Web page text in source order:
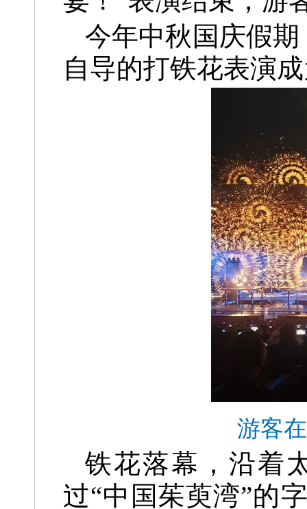
今年中秋国庆假
自导的打铁花表演
游客
铁花落幕，沿着
过“中国茱萸湾”的